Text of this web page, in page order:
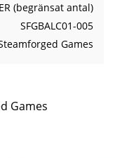
(begränsat antal)
SFGBALC01-005
Games
Games